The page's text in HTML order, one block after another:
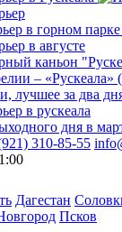
310-85-55
Дагестан
Псков